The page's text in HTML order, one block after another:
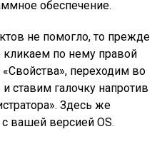
обеспечение.
не помогло, то прежде
кликаем по нему правой
переходим во
ставим галочку напротив
Здесь же
вашей версией OS.